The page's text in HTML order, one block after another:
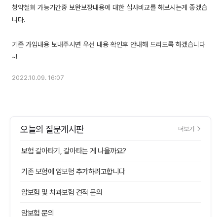
청약철회 가능기간중 보완보장내용에 대한 심사비교를 해보시는게 좋겠습
니다.
기존 가입내용 보내주시면 우선 내용 확인후 안내해 드리도록 하겠습니다
2022.10.09. 16:07
오늘의 질문게시판 더보기
보험 갈아타기, 갈아타는 게 나을까요?
기존 보험에 암보험 추가하려고합니다
암보험 및 치과보험 견적 문의
암보험 문의